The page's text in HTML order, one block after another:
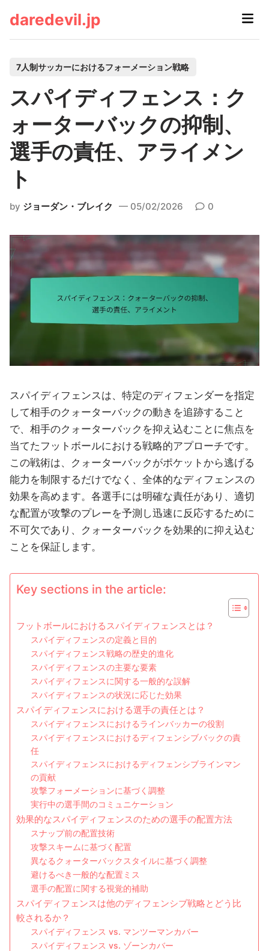
daredevil.jp
Main
s
e
d
7人制サッカーにおけるフォーメーション戦略
スパイディフェンス：ク
ォーターバックの抑制、
選手の責任、アライメン
ト
by ジョーダン・ブレイク 05/02/2026 0
スパイディフェンスは、特定のディフェンダーを指定
して相手のクォーターバックの動きを追跡すること
で、相手のクォーターバックを抑え込むことに焦点を
当てたフットボールにおける戦略的アプローチです。
この戦術は、クォーターバックがポケットから逃げる
能力を制限するだけでなく、全体的なディフェンスの
効果を高めます。各選手には明確な責任があり、適切
な配置が攻撃のプレーを予測し迅速に反応するために
不可欠であり、クォーターバックを効果的に抑え込む
ことを保証します。
Key sections in the article:
フットボールにおけるスパイディフェンスとは？
スパイディフェンスの定義と目的
スパイディフェンス戦略の歴史的進化
スパイディフェンスの主要な要素
スパイディフェンスに関する一般的な誤解
スパイディフェンスの状況に応じた効果
スパイディフェンスにおける選手の責任とは？
スパイディフェンスにおけるラインバッカーの役割
スパイディフェンスにおけるディフェンシブバックの責
任
スパイディフェンスにおけるディフェンシブラインマン
の貢献
攻撃フォーメーションに基づく調整
実行中の選手間のコミュニケーション
効果的なスパイディフェンスのための選手の配置方法
スナップ前の配置技術
攻撃スキームに基づく配置
異なるクォーターバックスタイルに基づく調整
避けるべき一般的な配置ミス
選手の配置に関する視覚的補助
スパイディフェンスは他のディフェンシブ戦略とどう比
較されるか？
スパイディフェンス vs. マンツーマンカバー
スパイディフェンス vs. ゾーンカバー